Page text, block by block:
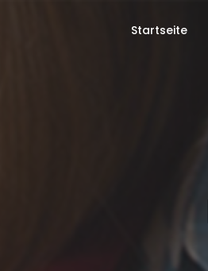
Startseite